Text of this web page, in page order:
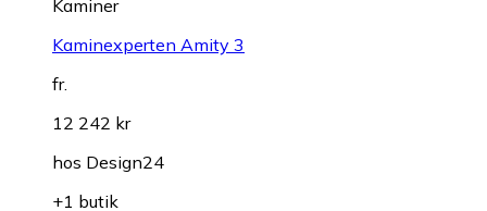
Kaminer
Kaminexperten Amity 3
fr.
12 242 kr
hos Design24
+1 butik